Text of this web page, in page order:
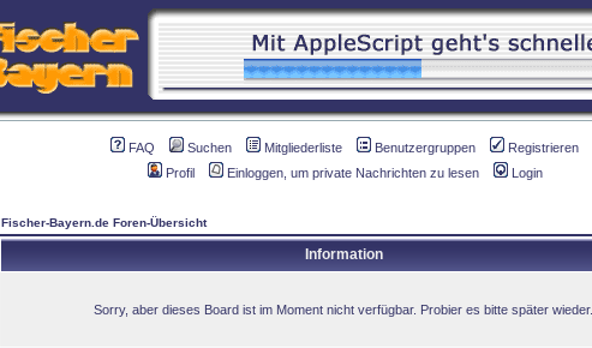
FAQ Suchen Mitgliederliste Benutzergruppen
Registrieren
Profil
Einloggen, um private Nachrichten zu lesen Login
Fischer-Bayern.de Foren-Übersicht
Information
Sorry, aber dieses Board ist im Moment nicht verfügbar. Probier es bitte später wieder.